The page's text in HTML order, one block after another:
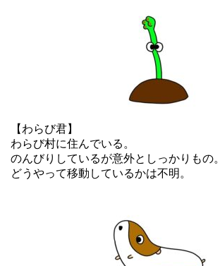
【わらび君】
わらび村に住んでいる。
のんびりしているが意外としっかりもの。
どうやって移動しているかは不明。